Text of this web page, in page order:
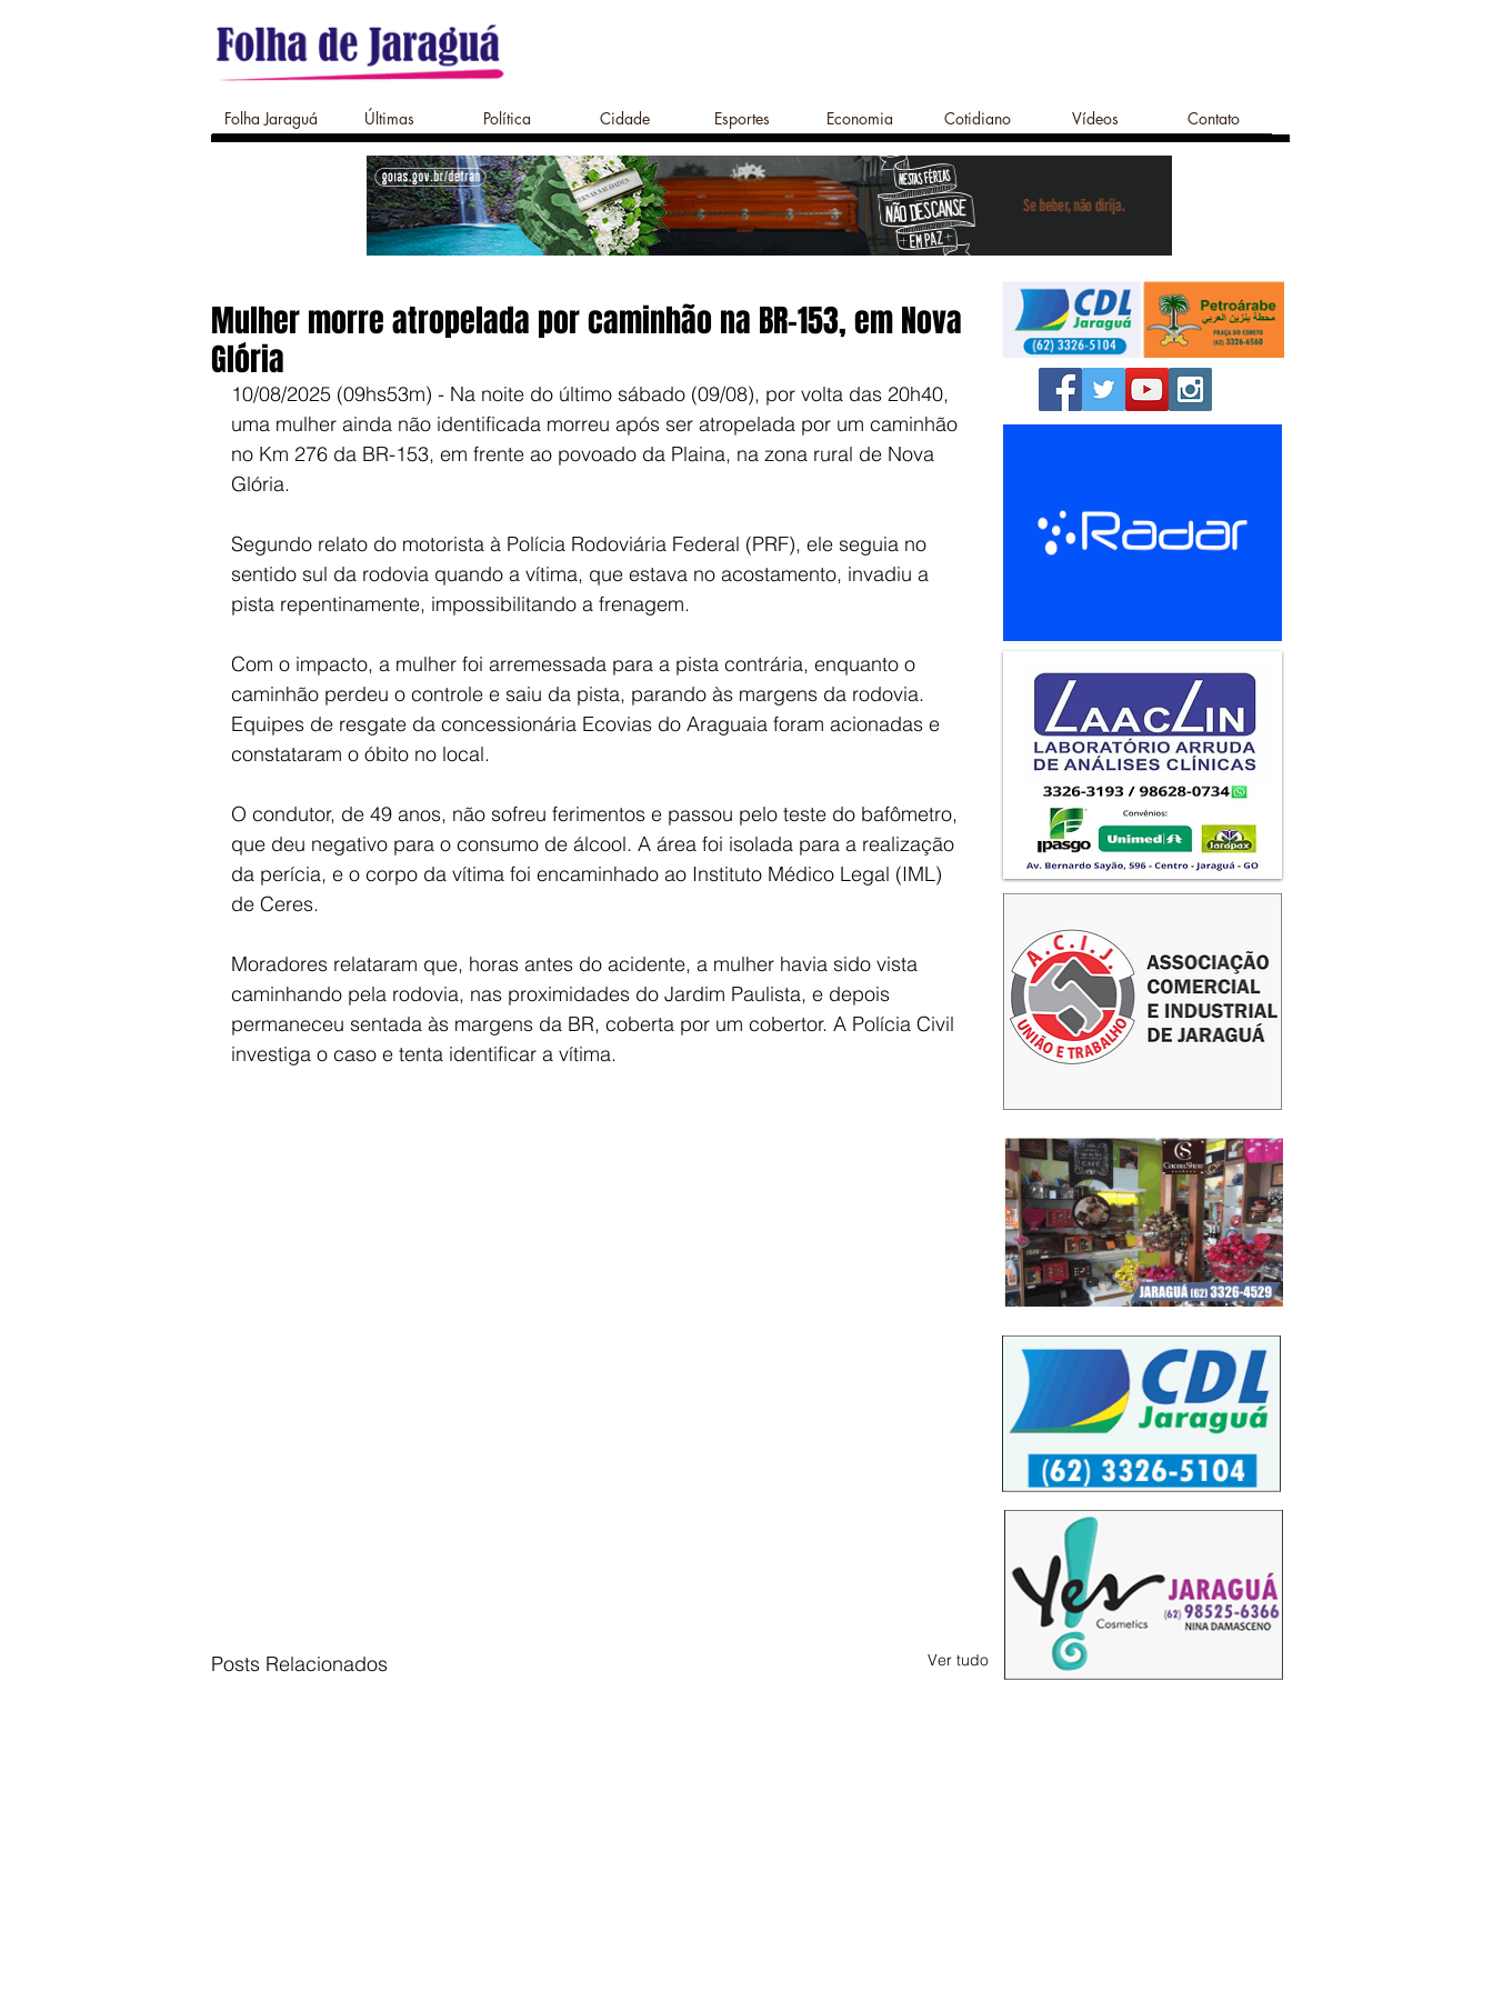
Folha Jaraguá Últimas Política Cidade Esportes Economia Cotidiano Vídeos Contato
Mulher morre atropelada por caminhão na BR-153, em Nova
Glória
10/08/2025 (09hs53m) - Na noite do último sábado (09/08), por volta das 20h40,
uma mulher ainda não identificada morreu após ser atropelada por um caminhão
no Km 276 da BR-153, em frente ao povoado da Plaina, na zona rural de Nova
Glória.
Segundo relato do motorista à Polícia Rodoviária Federal (PRF), ele seguia no
sentido sul da rodovia quando a vítima, que estava no acostamento, invadiu a
pista repentinamente, impossibilitando a frenagem.
Com o impacto, a mulher foi arremessada para a pista contrária, enquanto o
caminhão perdeu o controle e saiu da pista, parando às margens da rodovia.
Equipes de resgate da concessionária Ecovias do Araguaia foram acionadas e
constataram o óbito no local.
O condutor, de 49 anos, não sofreu ferimentos e passou pelo teste do bafômetro,
que deu negativo para o consumo de álcool. A área foi isolada para a realização
da perícia, e o corpo da vítima foi encaminhado ao Instituto Médico Legal (IML)
de Ceres.
Moradores relataram que, horas antes do acidente, a mulher havia sido vista
caminhando pela rodovia, nas proximidades do Jardim Paulista, e depois
permaneceu sentada às margens da BR, coberta por um cobertor. A Polícia Civil
investiga o caso e tenta identificar a vítima.
Posts Relacionados Ver tudo